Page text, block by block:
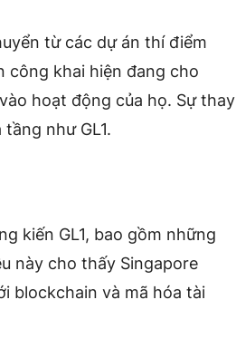
từ các dự án thí điểm
công khai hiện đang cho
hoạt động của họ. Sự thay
như GL1.
kiến GL1, bao gồm những
này cho thấy Singapore
blockchain và mã hóa tài